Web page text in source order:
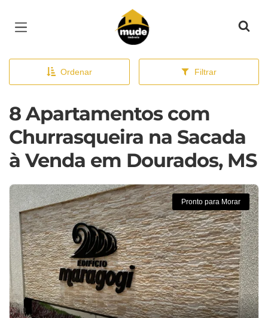
Página inicial
Ordenar Filtrar
8 Apartamentos com
Churrasqueira na Sacada
à Venda em Dourados, MS
Pronto para Morar